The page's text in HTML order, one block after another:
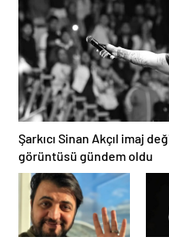
geldi
Şarkıcı Sinan Akçıl imaj
görüntüsü gündem oldu